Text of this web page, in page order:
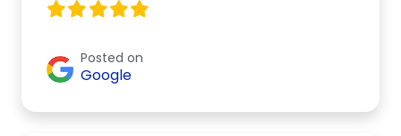
Posted on
Google